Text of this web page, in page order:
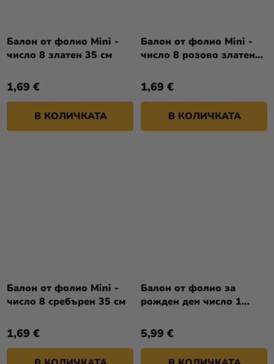
Балон от фолио Mini -
число 8 златен 35 см
1,69 €
В КОЛИЧКАТА
Балон от фолио Mini -
число 8 розово златен
1,69 €
В КОЛИЧКАТА
Балон от фолио Mini -
число 8 сребърен 35 см
1,69 €
Балон от фолио за
рожден ден число 1
5,99 €